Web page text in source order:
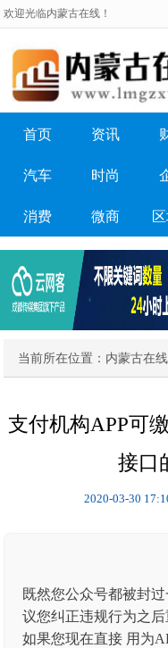
欢迎光临内蒙古在线！
首页 资讯
汽车 时尚
消费 微商
当前所在位置： 内蒙古在
支付机构APP可
接口
2020-03-30
既然您公众号都被封
议您纠正违规行为之后
如果您现在直接 用为